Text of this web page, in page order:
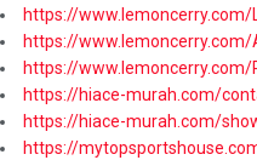
https://www.lemoncerry.com/
https://www.lemoncerry.com/
https://www.lemoncerry.com/
https://hiace-murah.com/
https://hiace-murah.com/
https://